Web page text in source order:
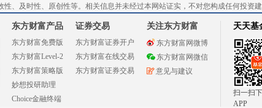
性、及时性、原创性等。相关信息并未经过本网站证实，不对您构成任何投资建
东方财富产品
东方财富免费版
东方财富Level-2
东方财富策略版
妙想投研助理
Choice金融终端
证券交易
东方财富证券开户
东方财富在线交易
东方财富证券交易
关注东方财富
东方财富网微博
东方财富网微信
意见与建议
天天基
扫一扫
APP